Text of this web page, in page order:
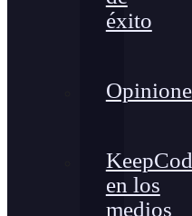
éxito
en los
medios